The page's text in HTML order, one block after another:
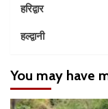
हरिद्वार
हल्द्वानी
You may have